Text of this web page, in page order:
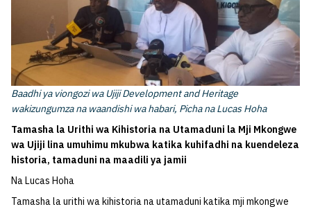
Baadhi ya viongozi wa Ujiji Development and Heritage
wakizungumza na waandishi wa habari, Picha na Lucas Hoha
Tamasha la Urithi wa Kihistoria na Utamaduni la Mji Mkongwe
wa Ujiji lina umuhimu mkubwa katika kuhifadhi na kuendeleza
historia, tamaduni na maadili ya jamii
Na Lucas Hoha
Tamasha la urithi wa kihistoria na utamaduni katika mji mkongwe